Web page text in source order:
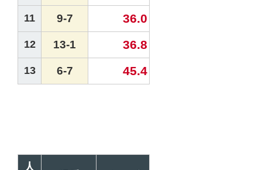
11 9-7 36.0
12 13-1 36.8
13 6-7 45.4
人